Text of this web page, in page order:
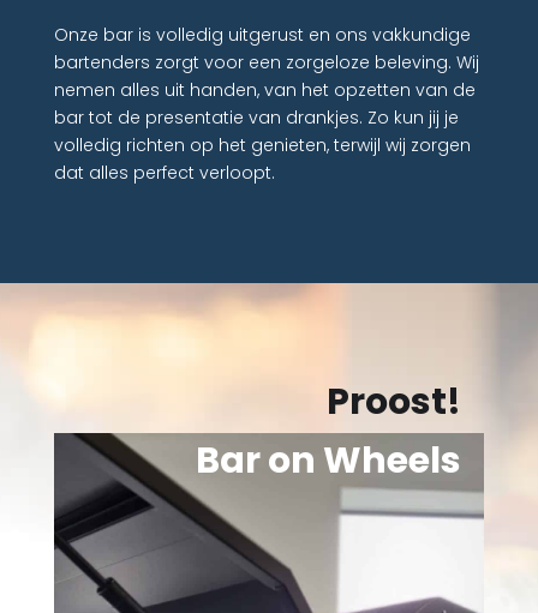
Onze bar is volledig uitgerust en ons vakkundige
bartenders zorgt voor een zorgeloze beleving. Wij
nemen alles uit handen, van het opzetten van de
bar tot de presentatie van drankjes. Zo kun jij je
volledig richten op het genieten, terwijl wij zorgen
dat alles perfect verloopt.
Proost!
Bar on Wheels